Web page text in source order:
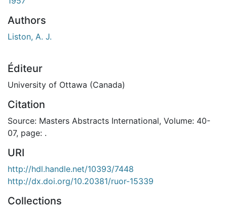
Authors
Liston, A. J.
Éditeur
University of Ottawa (Canada)
Citation
Source: Masters Abstracts International, Volume: 40-
07, page: .
URI
http://hdl.handle.net/10393/7448
http://dx.doi.org/10.20381/ruor-15339
Collections